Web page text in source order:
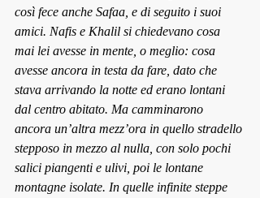
così fece anche Safaa, e di seguito i suoi
amici. Nafis e Khalil si chiedevano cosa
mai lei avesse in mente, o meglio: cosa
avesse ancora in testa da fare, dato che
stava arrivando la notte ed erano lontani
dal centro abitato. Ma camminarono
ancora un’altra mezz’ora in quello stradello
stepposo in mezzo al nulla, con solo pochi
salici piangenti e ulivi, poi le lontane
montagne isolate. In quelle infinite steppe